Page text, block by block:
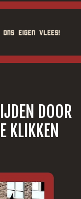
DOOR
KLIKKEN